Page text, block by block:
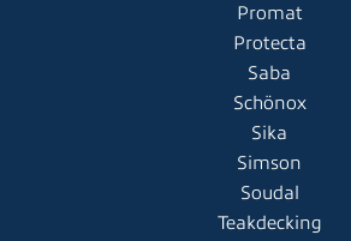
Promat
Protecta
Saba
Schönox
Sika
Simson
Soudal
Teakdecking